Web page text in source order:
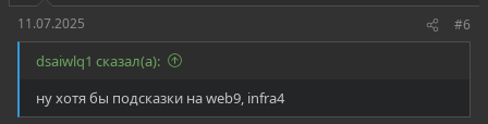
11.07.2025
#6
dsaiwlq1 сказал(а):
ну хотя бы подсказки на web9, infra4